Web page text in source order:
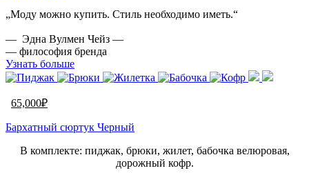
„Моду можно купить. Стиль необходимо иметь.“
— Эдна Вулмен Чейз —
— философия бренда
Узнать больше
65,000₽
Бархатный сюртук Черный
В комплекте: пиджак, брюки, жилет, бабочка велюровая,
дорожный кофр.